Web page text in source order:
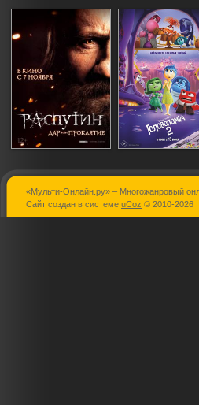
Распутин
«Мульти-Онлайн.ру» – Многожанровый
Сайт создан в системе uCoz © 2010-2026